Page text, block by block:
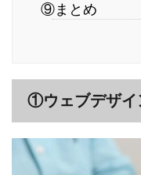
⑨まとめ
①ウェブデザイ